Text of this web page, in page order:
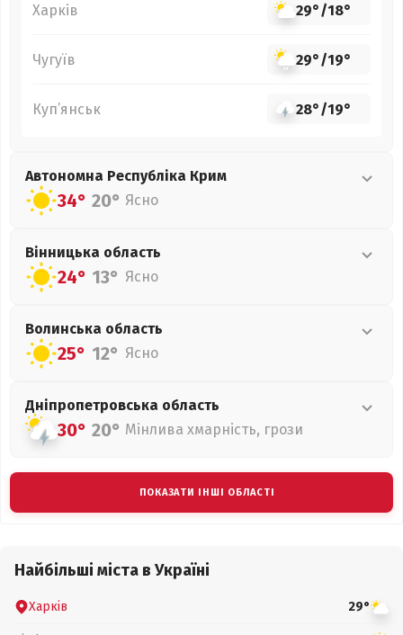
Харків 29°/18°
Чугуїв 29°/19°
Куп’янськ 28°/19°
Автономна Республіка Крим
34° 20° Ясно
Вінницька область
24° 13° Ясно
Волинська область
25° 12° Ясно
Дніпропетровська область
30° 20° Мінлива хмарність, грози
ПОКАЗАТИ ІНШІ ОБЛАСТІ
Найбільші міста в Україні
Харків 29°